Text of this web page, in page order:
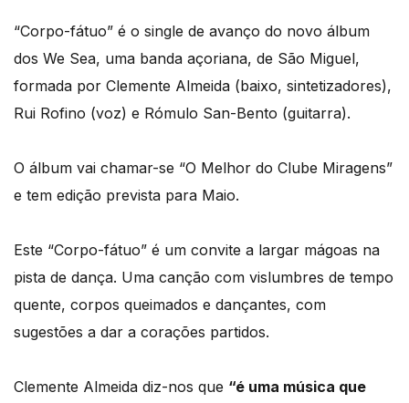
“Corpo-fátuo” é o single de avanço do novo álbum
dos We Sea, uma banda açoriana, de São Miguel,
formada por Clemente Almeida (baixo, sintetizadores),
Rui Rofino (voz) e Rómulo San-Bento (guitarra).
O álbum vai chamar-se “O Melhor do Clube Miragens”
e tem edição prevista para Maio.
Este “Corpo-fátuo” é um convite a largar mágoas na
pista de dança. Uma canção com vislumbres de tempo
quente, corpos queimados e dançantes, com
sugestões a dar a corações partidos.
Clemente Almeida diz-nos que “é uma música que